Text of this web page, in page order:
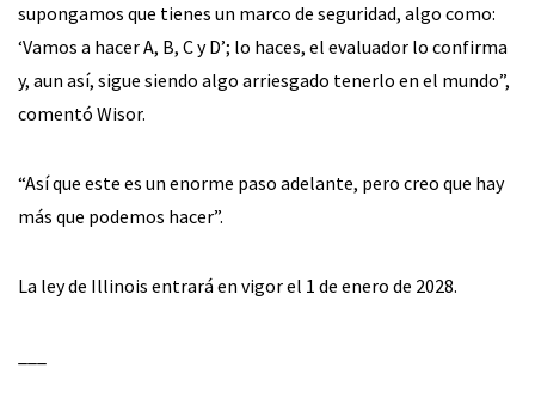
supongamos que tienes un marco de seguridad, algo como:
‘Vamos a hacer A, B, C y D’; lo haces, el evaluador lo confirma
y, aun así, sigue siendo algo arriesgado tenerlo en el mundo”,
comentó Wisor.
“Así que este es un enorme paso adelante, pero creo que hay
más que podemos hacer”.
La ley de Illinois entrará en vigor el 1 de enero de 2028.